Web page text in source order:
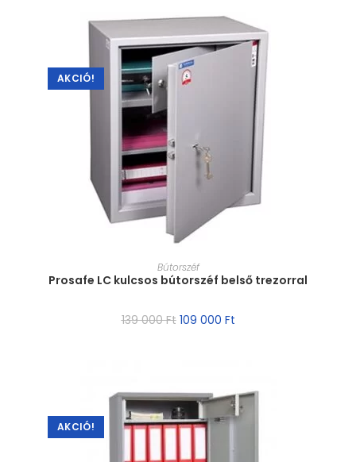
AKCIÓ!
MÉRET VÁLASZTÁSA
Bútorszéf
Prosafe LC kulcsos bútorszéf belső trezorral
139 000Ft 109 000 Ft
AKCIÓ!